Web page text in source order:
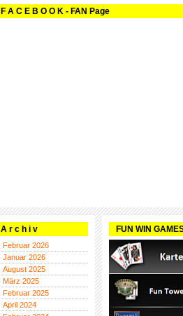
F A C E B O O K - FAN Page
A r c h i v
Februar 2026
Januar 2026
August 2025
März 2025
Februar 2025
April 2024
FUN WIN